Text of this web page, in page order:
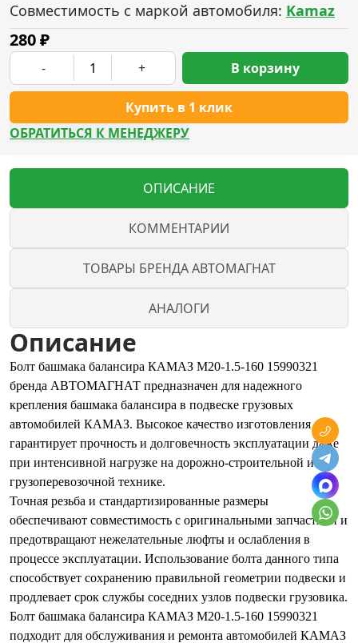
Совместимость с маркой автомобиля: Kamaz
280₽
- +
Купить в 1 клик
В корзину
ОБРАТИТЬСЯ К МЕНЕДЖЕРУ
ОПИСАНИЕ
КОММЕНТАРИИ
ТОВАРЫ БРЕНДА АВТОМАГНАТ
АНАЛОГИ
Описание
Болт башмака балансира КАМАЗ М20-1.5-160 15990321
бренда АВТОМАГНАТ предназначен для надежного
крепления башмака балансира в подвеске грузовых
автомобилей КАМАЗ. Высокое качество изготовления
гарантирует прочность и долговечность эксплуатации даже
при интенсивной нагрузке на дорожно-строительной и
грузоперевозочной технике.
Точная резьба и стандартизированные размеры
обеспечивают совместимость с оригинальными запчастями и
предотвращают нежелательные люфты и ослабления в
процессе эксплуатации. Использование болта данного типа
способствует сохранению правильной геометрии подвески и
продлевает срок службы соседних узлов подвески грузовика.
Болт башмака балансира КАМАЗ М20-1.5-160 15990321
подходит для обслуживания и ремонта автомобилей КАМАЗ